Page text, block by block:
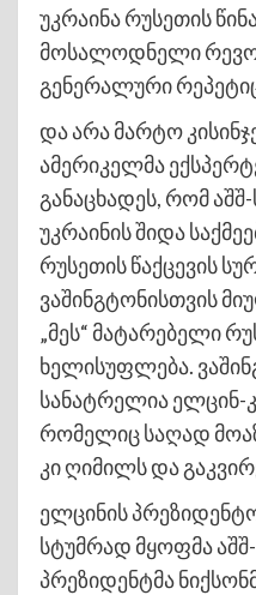
უკრაინა რუსეთის
მოსალოდნელი
გენერალური
და არა მარტო
ამერიკელმა
განაცხადეს, რომ
უკრაინის შიდა
რუსეთის წაქცევის
ვაშინგტონისთვის
„მეს“ მატარებელი
ხელისუფლება.
სანატრელია ელცინ-
რომელიც საღად
კი ღიმილს და
ელცინის
სტუმრად მყოფმა
პრეზიდენტმა